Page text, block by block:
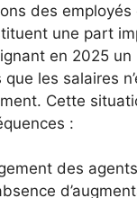
des employés
une part
en 2025 un
les salaires
Cette
:
des